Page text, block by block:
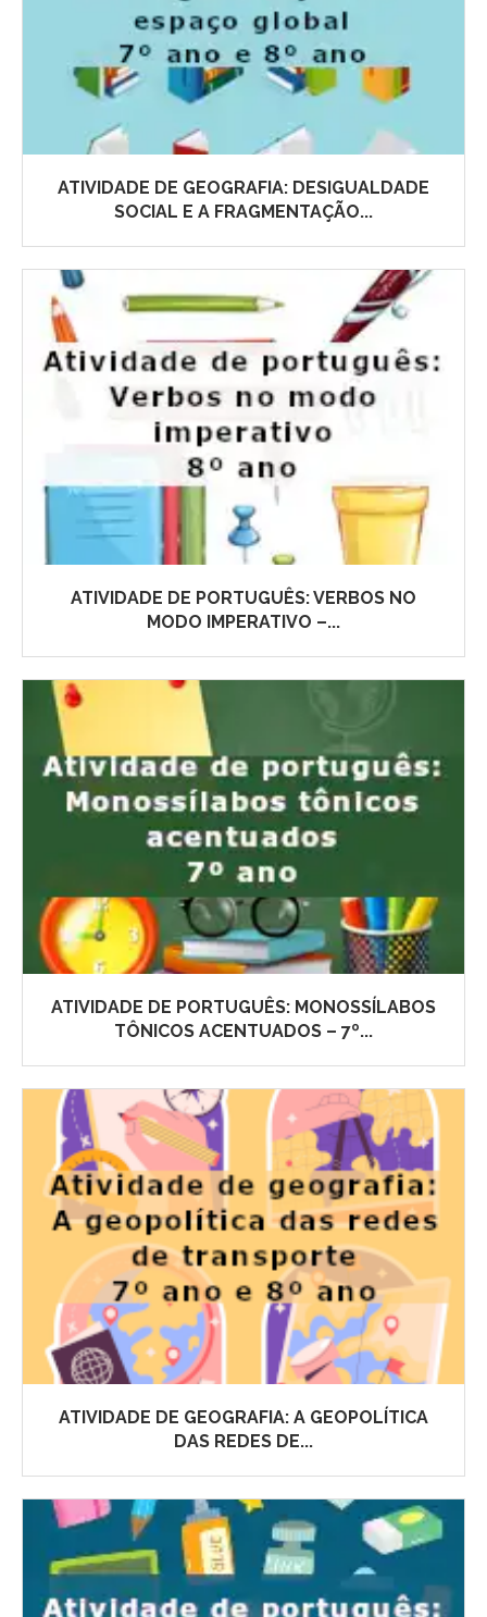
ATIVIDADE DE GEOGRAFIA: DESIGUALDADE
SOCIAL E A FRAGMENTAÇÃO...
ATIVIDADE DE PORTUGUÊS: VERBOS NO
MODO IMPERATIVO –...
ATIVIDADE DE PORTUGUÊS: MONOSSÍLABOS
TÔNICOS ACENTUADOS – 7º...
ATIVIDADE DE GEOGRAFIA: A GEOPOLÍTICA
DAS REDES DE...